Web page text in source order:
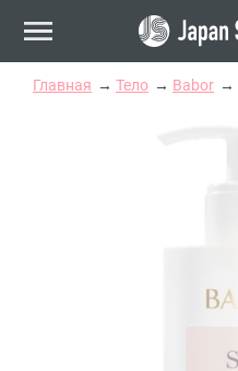
Главная Тело Babor